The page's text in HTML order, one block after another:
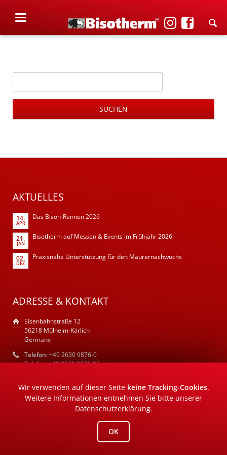
SUCHEN
AKTUELLES
14.
APR
Das Bison-Rennen 2026
21.
JAN
Bisotherm auf Messen & Events im Frühjahr 2026
02.
DEZ
Praxisnahe Unterstützung für den Maurernachwuchs
ADRESSE & KONTAKT
Eisenbahnstraße 12
56218 Mülheim-Kärlich
Germany
Telefon:+49 2630 9876-0
Telefax:+49 2630 9876-90
Datenschutz
Wir verwenden auf dieser Seite keine Tracking-Cookies.
Weitere Informationen entnehmen Sie bitte unserer
Datenschutzerklärung.
OK